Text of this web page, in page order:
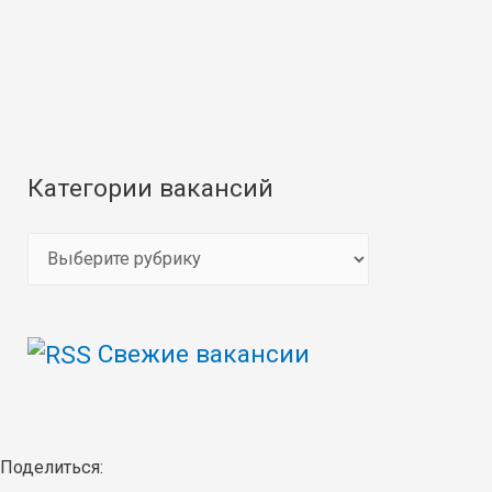
Категории вакансий
е
р
Свежие вакансии
Поделиться: